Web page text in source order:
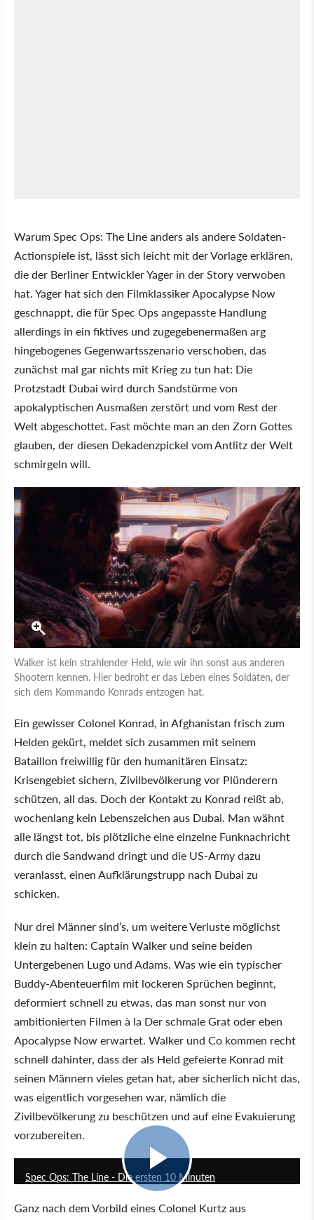
Warum Spec Ops: The Line anders als andere Soldaten-
Actionspiele ist, lässt sich leicht mit der Vorlage erklären,
die der Berliner Entwickler Yager in der Story verwoben
hat. Yager hat sich den Filmklassiker Apocalypse Now
geschnappt, die für Spec Ops angepasste Handlung
allerdings in ein fiktives und zugegebenermaßen arg
hingebogenes Gegenwartsszenario verschoben, das
zunächst mal gar nichts mit Krieg zu tun hat: Die
Protzstadt Dubai wird durch Sandstürme von
apokalyptischen Ausmaßen zerstört und vom Rest der
Welt abgeschottet. Fast möchte man an den Zorn Gottes
glauben, der diesen Dekadenzpickel vom Antlitz der Welt
schmirgeln will.
Walker ist kein strahlender Held, wie wir ihn sonst aus anderen
Shootern kennen. Hier bedroht er das Leben eines Soldaten, der
sich dem Kommando Konrads entzogen hat.
Ein gewisser Colonel Konrad, in Afghanistan frisch zum
Helden gekürt, meldet sich zusammen mit seinem
Bataillon freiwillig für den humanitären Einsatz:
Krisengebiet sichern, Zivilbevölkerung vor Plünderern
schützen, all das. Doch der Kontakt zu Konrad reißt ab,
wochenlang kein Lebenszeichen aus Dubai. Man wähnt
alle längst tot, bis plötzliche eine einzelne Funknachricht
durch die Sandwand dringt und die US-Army dazu
veranlasst, einen Aufklärungstrupp nach Dubai zu
schicken.
Nur drei Männer sind’s, um weitere Verluste möglichst
klein zu halten: Captain Walker und seine beiden
Untergebenen Lugo und Adams. Was wie ein typischer
Buddy-Abenteuerfilm mit lockeren Sprüchen beginnt,
deformiert schnell zu etwas, das man sonst nur von
ambitionierten Filmen à la Der schmale Grat oder eben
Apocalypse Now erwartet. Walker und Co kommen recht
schnell dahinter, dass der als Held gefeierte Konrad mit
seinen Männern vieles getan hat, aber sicherlich nicht das,
was eigentlich vorgesehen war, nämlich die
Zivilbevölkerung zu beschützen und auf eine Evakuierung
vorzubereiten.
Spec Ops: The Line - Die ersten 10 Minuten
Ganz nach dem Vorbild eines Colonel Kurtz aus